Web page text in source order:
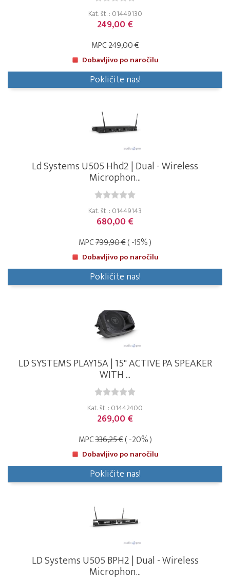
Kat. št. : 01449130
249,00 €
MPC249,00 €
Dobavljivo po naročilu
Pokličite nas!
Ld Systems U505 Hhd2 | Dual - Wireless
Microphon...
Kat. št. : 01449143
680,00 €
MPC799,90 €( -15% )
Dobavljivo po naročilu
Pokličite nas!
LD SYSTEMS PLAY15A | 15" ACTIVE PA SPEAKER
WITH ...
Kat. št. : 01442400
269,00 €
MPC336,25 €( -20% )
Dobavljivo po naročilu
Pokličite nas!
LD Systems U505 BPH2 | Dual - Wireless
Microphon...